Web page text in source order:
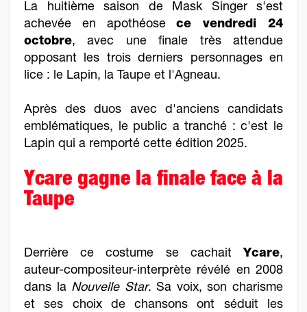
La huitième saison de Mask Singer s'est
achevée en apothéosece vendredi 24
octobre, avec une finale très attendue
opposant les trois derniers personnages en
lice : le Lapin, la Taupe et l'Agneau.
Après des duos avec d'anciens candidats
emblématiques, le public a tranché : c'est le
Lapin qui a remporté cette édition 2025.
Ycare gagne la finale face à la
Taupe
Derrière ce costume se cachait Ycare,
auteur-compositeur-interprète révélé en 2008
dans la Nouvelle Star. Sa voix, son charisme
et ses choix de chansons ont séduit les